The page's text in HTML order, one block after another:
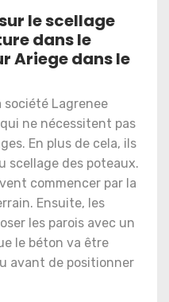
le scellage
dans le
Ariege dans le
société Lagrenee
ne nécessitent pas
En plus de cela, ils
scellage des poteaux.
commencer par la
Ensuite, les
les parois avec un
le béton va être
avant de positionner